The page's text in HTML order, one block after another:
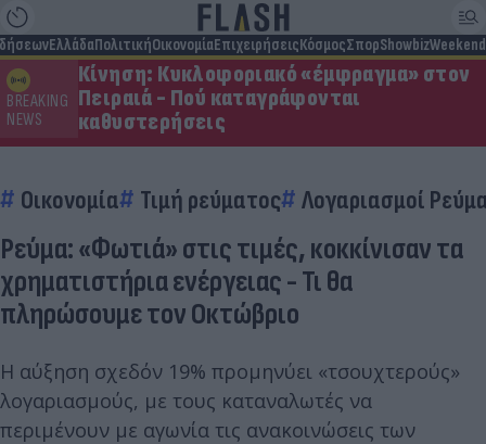
ΕλλάδαΠολιτικήΟικονομίαΕπιχειρήσειςΚόσμοςΣπορShowbizWeekend
BREAKING
NEWS
Κίνηση: Κυκλοφοριακό «έμφραγμα» στον
Πειραιά - Πού καταγράφονται
καθυστερήσεις
Οικονομία Τιμή ρεύματος Λογαριασμοί
Ρεύμα: «Φωτιά» στις τιμές, κοκκίνισαν τα
χρηματιστήρια ενέργειας - Τι θα
πληρώσουμε τον Οκτώβριο
Η αύξηση σχεδόν 19% προμηνύει «τσουχτερούς»
λογαριασμούς, με τους καταναλωτές να
περιμένουν με αγωνία τις ανακοινώσεις των